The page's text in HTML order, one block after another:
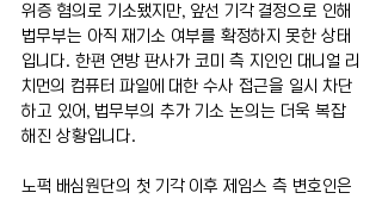
위증 혐의로 기소됐지만, 앞선 기각 결정으로 인해
법무부는 아직 재기소 여부를 확정하지 못한 상태
입니다. 한편 연방 판사가 코미 측 지인인 대니얼 리
치먼의 컴퓨터 파일에 대한 수사 접근을 일시 차단
하고 있어, 법무부의 추가 기소 논의는 더욱 복잡
해진 상황입니다.
노퍽 배심원단의 첫 기각 이후 제임스 측 변호인은